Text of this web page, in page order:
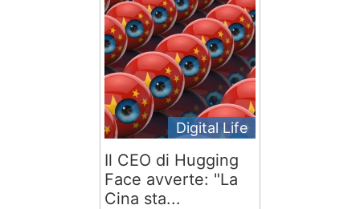
Digital Life
Il CEO di Hugging
Face avverte: "La
Cina sta...